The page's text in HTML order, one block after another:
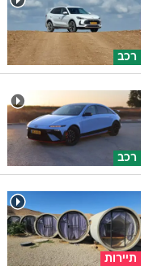
רכב
רכב
תיירות